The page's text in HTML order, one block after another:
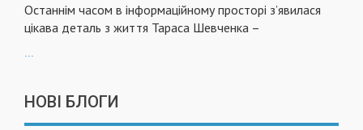
Останнім часом в інформаційному просторі з’явилася
цікава деталь з життя Тараса Шевченка –
НОВІ БЛОГИ